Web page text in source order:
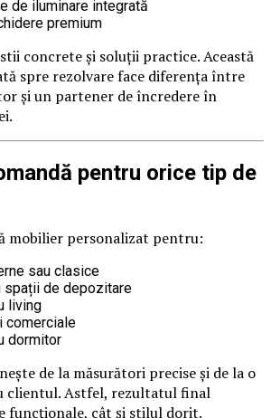
de iluminare integrată
premium
concrete și soluții practice. Această
spre rezolvare face diferența între
și un partener de încredere în
pentru orice tip de
mobilier personalizat pentru:
sau clasice
de depozitare
living
comerciale
dormitor
de la măsurători precise și de la o
clientul. Astfel, rezultatul final
funcționale, cât și stilul dorit.